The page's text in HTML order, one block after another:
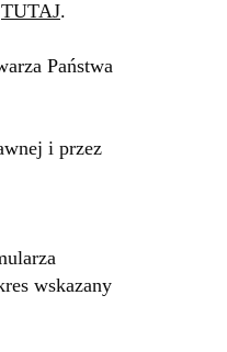
TUTAJ.
Państwa
i przez
wskazany